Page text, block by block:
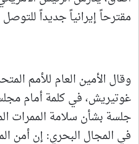
مقترحاً ⁠إيرانياً جديداً
وقال الأمين العام للأمم
غوتيريش، في كلمة أمام
جلسة بشأن سلامة الممرات
في المجال البحري: إن أمن